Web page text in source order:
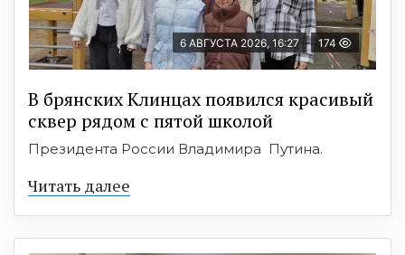
6 АВГУСТА 2026, 16:27 174
В брянских Клинцах появился красивый
сквер рядом с пятой школой
Президента России Владимира Путина.
Читать далее